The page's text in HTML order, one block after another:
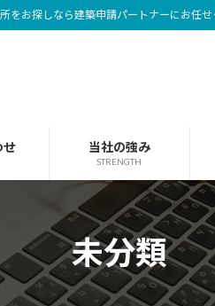
をお探しなら建築申請パートナーにお任
せ 当社の強み
STRENGTH
未分類